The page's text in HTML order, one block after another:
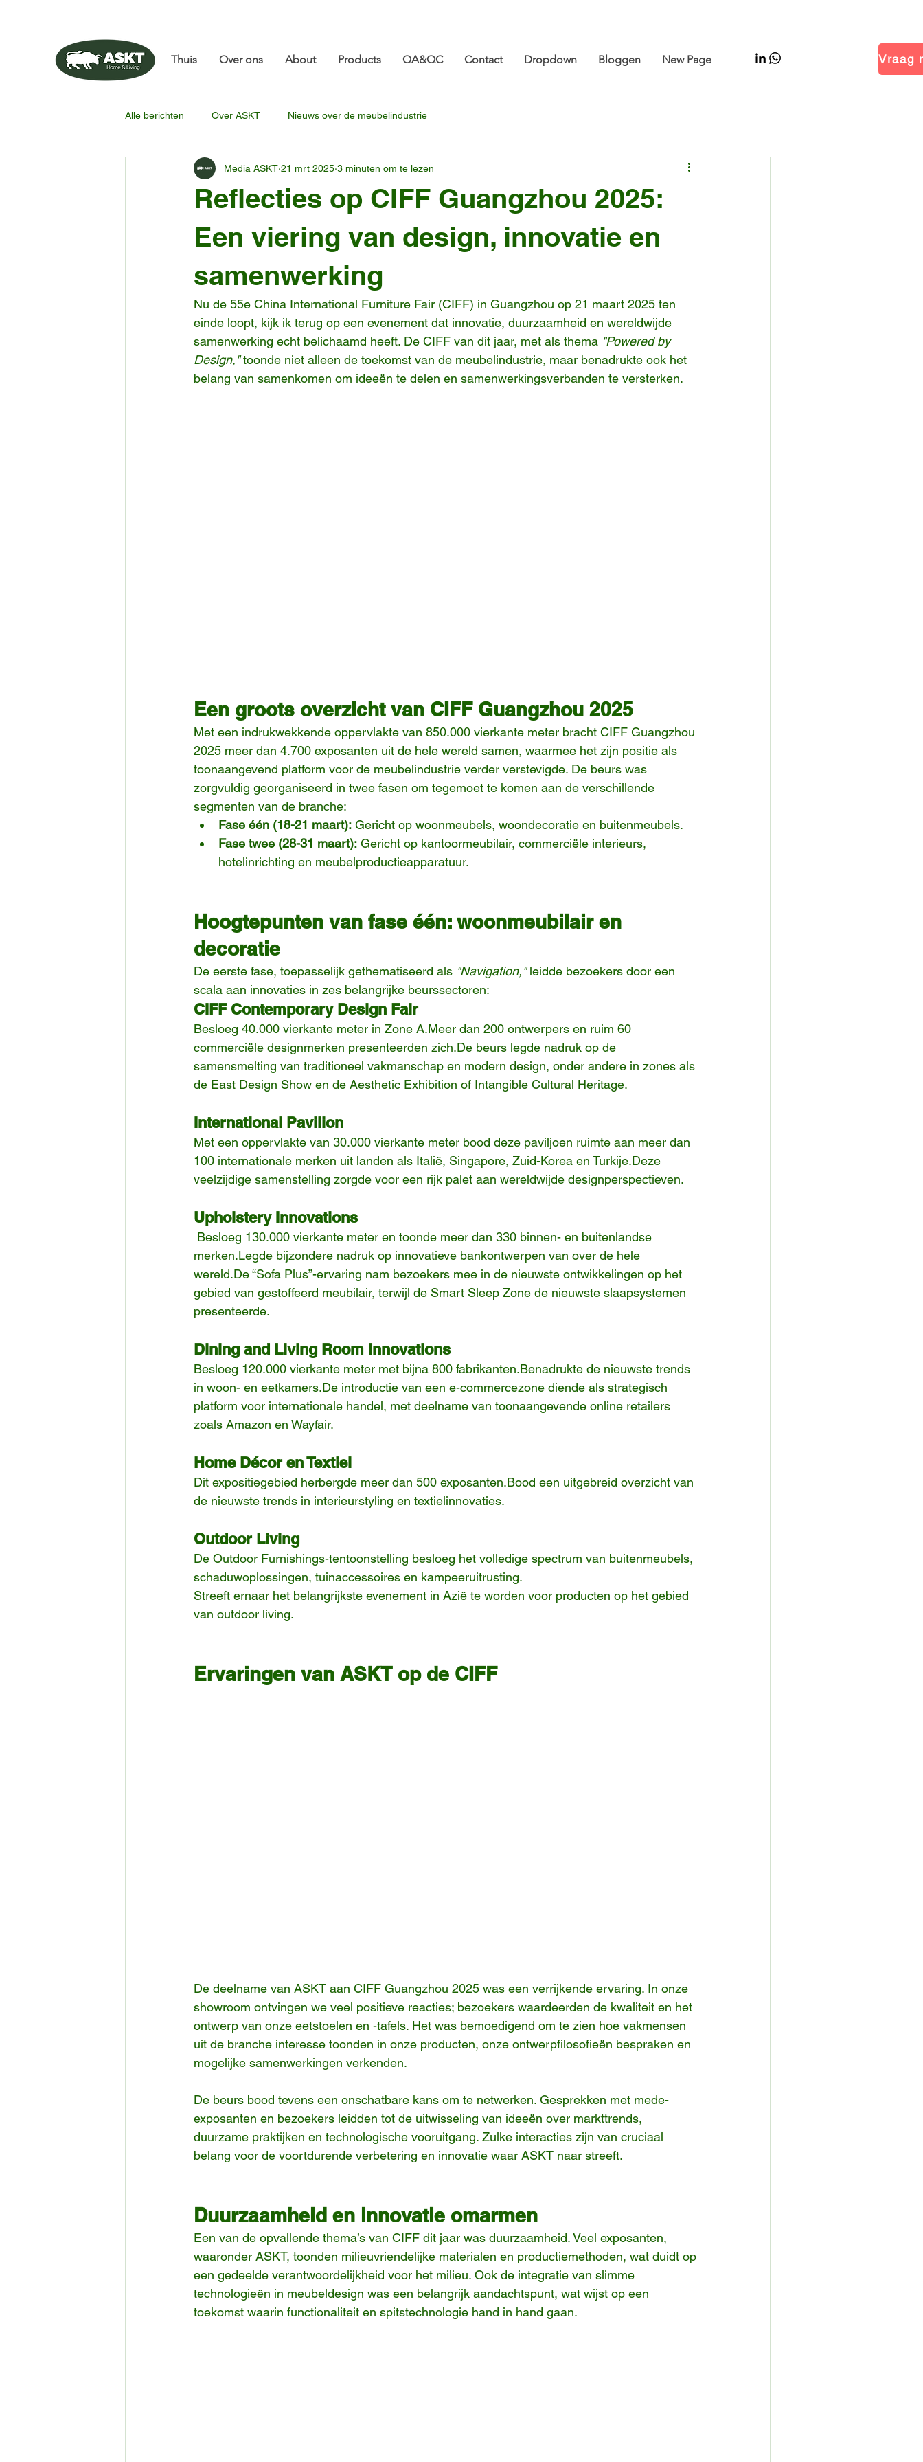
Thuis Over ons About Products QA&QC Contact Dropdown Bloggen New Page
Alle berichten Over ASKT Nieuws over de meubelindustrie
Reflecties op CIFF Guangzhou 2025:
Een viering van design, innovatie en
samenwerking
Media ASKT 21 mrt 2025 3 minuten om te lezen
Nu de 55e China International Furniture Fair (CIFF) in Guangzhou op 21 maart 2025 ten
einde loopt, kijk ik terug op een evenement dat innovatie, duurzaamheid en wereldwijde
samenwerking echt belichaamd heeft. De CIFF van dit jaar, met als thema "Powered by
Design," toonde niet alleen de toekomst van de meubelindustrie, maar benadrukte ook het
belang van samenkomen om ideeën te delen en samenwerkingsverbanden te versterken.
Een groots overzicht van CIFF Guangzhou 2025
Met een indrukwekkende oppervlakte van 850.000 vierkante meter bracht CIFF Guangzhou
2025 meer dan 4.700 exposanten uit de hele wereld samen, waarmee het zijn positie als
toonaangevend platform voor de meubelindustrie verder verstevigde. De beurs was
zorgvuldig georganiseerd in twee fasen om tegemoet te komen aan de verschillende
segmenten van de branche:
Fase één (18-21 maart): Gericht op woonmeubels, woondecoratie en buitenmeubels.
Fase twee (28-31 maart): Gericht op kantoormeubilair, commerciële interieurs,
hotelinrichting en meubelproductieapparatuur.
Hoogtepunten van fase één: woonmeubilair en
decoratie
De eerste fase, toepasselijk gethematiseerd als "Navigation," leidde bezoekers door een
scala aan innovaties in zes belangrijke beurssectoren:
CIFF Contemporary Design Fair
Besloeg 40.000 vierkante meter in Zone A.Meer dan 200 ontwerpers en ruim 60
commerciële designmerken presenteerden zich.De beurs legde nadruk op de
samensmelting van traditioneel vakmanschap en modern design, onder andere in zones als
de East Design Show en de Aesthetic Exhibition of Intangible Cultural Heritage.
International Pavilion
Met een oppervlakte van 30.000 vierkante meter bood deze paviljoen ruimte aan meer dan
100 internationale merken uit landen als Italië, Singapore, Zuid-Korea en Turkije.Deze
veelzijdige samenstelling zorgde voor een rijk palet aan wereldwijde designperspectieven.
Upholstery Innovations
merken.Legde bijzondere nadruk op innovatieve bankontwerpen van over de hele
wereld.De “Sofa Plus”-ervaring nam bezoekers mee in de nieuwste ontwikkelingen op het
gebied van gestoffeerd meubilair, terwijl de Smart Sleep Zone de nieuwste slaapsystemen
presenteerde.
Dining and Living Room Innovations
Besloeg 120.000 vierkante meter met bijna 800 fabrikanten.Benadrukte de nieuwste trends
in woon- en eetkamers.De introductie van een e-commercezone diende als strategisch
platform voor internationale handel, met deelname van toonaangevende online retailers
zoals Amazon en Wayfair.
Home Décor en Textiel
Dit expositiegebied herbergde meer dan 500 exposanten.Bood een uitgebreid overzicht van
de nieuwste trends in interieurstyling en textielinnovaties.
Outdoor Living
De Outdoor Furnishings-tentoonstelling besloeg het volledige spectrum van buitenmeubels,
schaduwoplossingen, tuinaccessoires en kampeeruitrusting.
Streeft ernaar het belangrijkste evenement in Azië te worden voor producten op het gebied
van outdoor living.
Ervaringen van ASKT op de CIFF
De deelname van ASKT aan CIFF Guangzhou 2025 was een verrijkende ervaring. In onze
showroom ontvingen we veel positieve reacties; bezoekers waardeerden de kwaliteit en het
ontwerp van onze eetstoelen en -tafels. Het was bemoedigend om te zien hoe vakmensen
uit de branche interesse toonden in onze producten, onze ontwerpfilosofieën bespraken en
mogelijke samenwerkingen verkenden.
De beurs bood tevens een onschatbare kans om te netwerken. Gesprekken met mede-
exposanten en bezoekers leidden tot de uitwisseling van ideeën over markttrends,
duurzame praktijken en technologische vooruitgang. Zulke interacties zijn van cruciaal
belang voor de voortdurende verbetering en innovatie waar ASKT naar streeft.
Duurzaamheid en innovatie omarmen
Een van de opvallende thema’s van CIFF dit jaar was duurzaamheid. Veel exposanten,
waaronder ASKT, toonden milieuvriendelijke materialen en productiemethoden, wat duidt op
een gedeelde verantwoordelijkheid voor het milieu. Ook de integratie van slimme
technologieën in meubeldesign was een belangrijk aandachtspunt, wat wijst op een
toekomst waarin functionaliteit en spitstechnologie hand in hand gaan.